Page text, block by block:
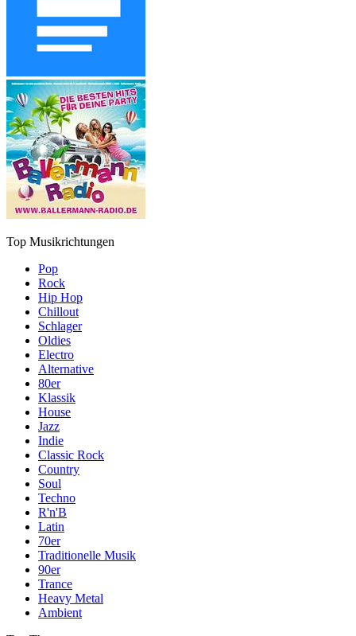
Top Musikrichtungen
Pop
Rock
Hip Hop
Chillout
Schlager
Oldies
Electro
Alternative
80er
Klassik
House
Jazz
Indie
Classic Rock
Country
Soul
Techno
R'n'B
Latin
70er
Traditionelle Musik
90er
Trance
Heavy Metal
Ambient